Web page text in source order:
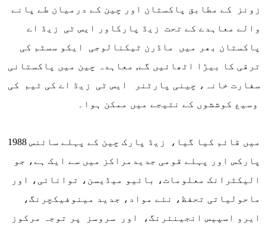
زونز کے مطابق پاکستان اور چین کے درمیان طے پانے
والے معاہدے کے تحت زیڈ پارکاور ایس ٹی زیڈ اے
پاکستان بھر میں ماڈرن ٹیکنالوجی ایکو سسٹم کی
ترقی کا بیڑا اٹھائیں گے, معاہدہ چین میں پاکستانی
سفارت خانہ، چینی پارٹنر ایس ٹی زیڈ اے کی ٹیم کی
1988 میں قائم کیا گیا، زیڈ پارک چین کے پہلے سائنس
پارکس اور پہلے قومی جدیدمراکز میں سے ایک ہے، جو
الیکٹرانک معلومات، بائیو میڈیسن، توانائی، اور
ماحولیاتی تحفظ، نئے مواد، جدید مینوفیکچرنگ،
ایرو اسپیس انجینئرنگ، اور سروسز پر توجہ مرکوز